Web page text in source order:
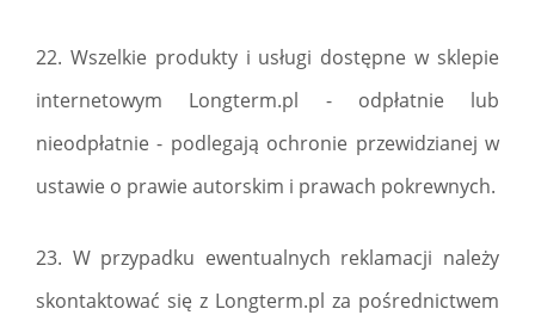
22. Wszelkie produkty i usługi dostępne w sklepie
internetowym Longterm.pl - odpłatnie lub
nieodpłatnie - podlegają ochronie przewidzianej w
ustawie o prawie autorskim i prawach pokrewnych.
23. W przypadku ewentualnych reklamacji należy
skontaktować się z Longterm.pl za pośrednictwem